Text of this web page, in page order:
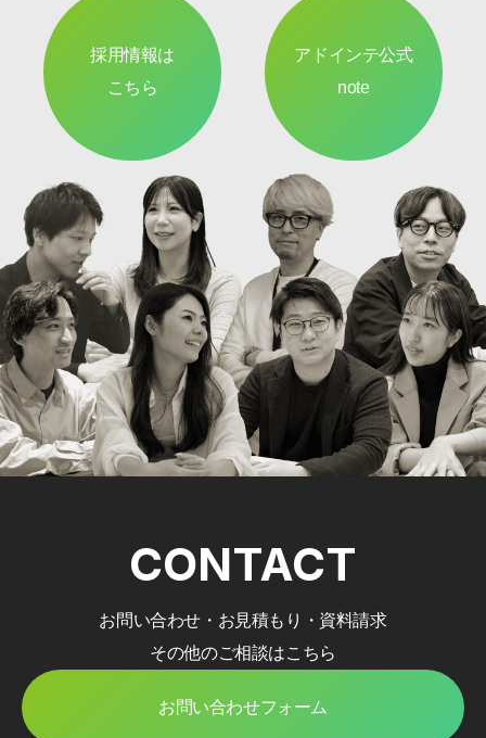
採用情報は
こちら
アドインテ公式
note
CONTACT
お問い合わせ・お見積もり・資料請求
その他のご相談はこちら
お問い合わせフォーム